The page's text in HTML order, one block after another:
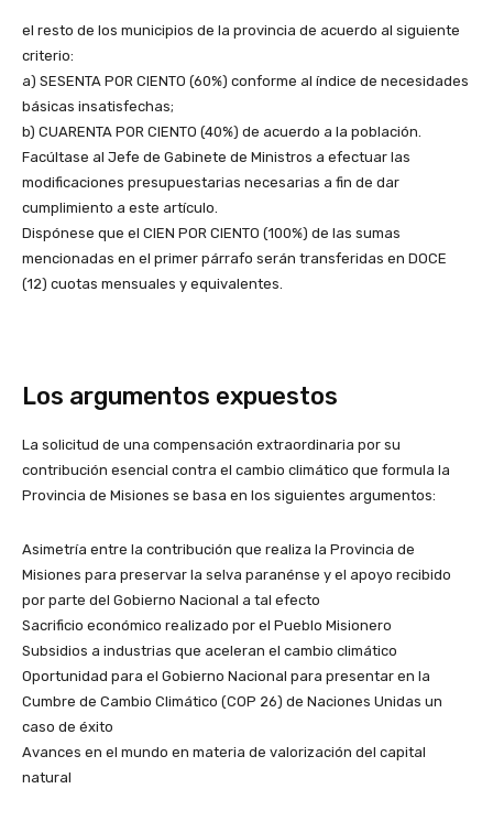
el resto de los municipios de la provincia de acuerdo al siguiente
criterio:
a) SESENTA POR CIENTO (60%) conforme al índice de necesidades
básicas insatisfechas;
b) CUARENTA POR CIENTO (40%) de acuerdo a la población.
Facúltase al Jefe de Gabinete de Ministros a efectuar las
modificaciones presupuestarias necesarias a fin de dar
cumplimiento a este artículo.
Dispónese que el CIEN POR CIENTO (100%) de las sumas
mencionadas en el primer párrafo serán transferidas en DOCE
(12) cuotas mensuales y equivalentes.
Los argumentos expuestos
La solicitud de una compensación extraordinaria por su
contribución esencial contra el cambio climático que formula la
Provincia de Misiones se basa en los siguientes argumentos:
Asimetría entre la contribución que realiza la Provincia de
Misiones para preservar la selva paranénse y el apoyo recibido
por parte del Gobierno Nacional a tal efecto
Sacrificio económico realizado por el Pueblo Misionero
Subsidios a industrias que aceleran el cambio climático
Oportunidad para el Gobierno Nacional para presentar en la
Cumbre de Cambio Climático (COP 26) de Naciones Unidas un
caso de éxito
Avances en el mundo en materia de valorización del capital
natural